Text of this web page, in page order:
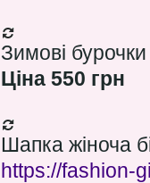
Зимові
Ціна 550 грн
Шапка жіноча
https://fashion-